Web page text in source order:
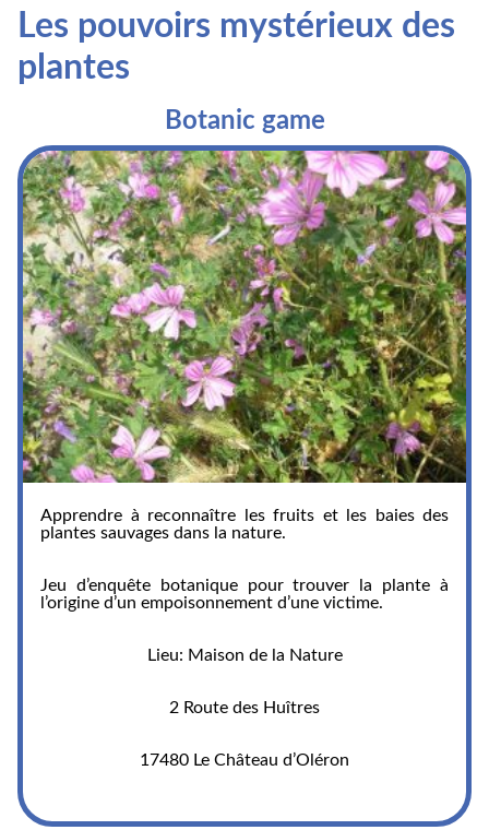
Les pouvoirs mystérieux des
plantes
Botanic game
Apprendre à reconnaître les fruits et les baies des
plantes sauvages dans la nature.
Jeu d’enquête botanique pour trouver la plante à
l’origine d’un empoisonnement d’une victime.
Lieu: Maison de la Nature
2 Route des Huîtres
17480 Le Château d’Oléron